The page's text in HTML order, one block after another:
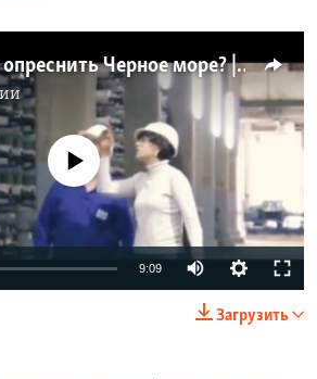
Сколько стоит опреснить Черное море? | Крым.Реалии ТВ (видео)
source currently available
9:09 Auto
240p
Загрузить